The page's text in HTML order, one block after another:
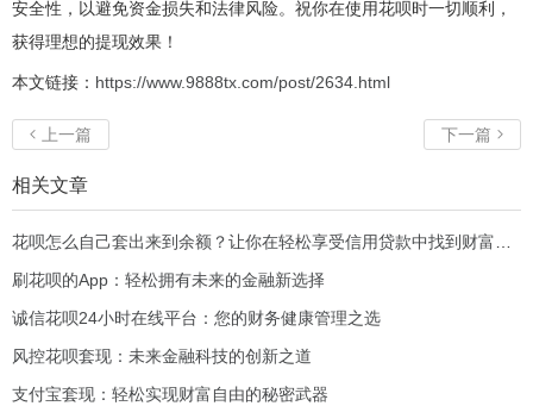
安全性，以避免资金损失和法律风险。祝你在使用花呗时一切顺利，
获得理想的提现效果！
本文链接： https://www.9888tx.com/post/2634.html
 上一篇 下一篇 
相关文章
刷花呗的App：轻松拥有未来的金融新选择
诚信花呗24小时在线平台：您的财务健康管理之选
风控花呗套现：未来金融科技的创新之道
支付宝套现：轻松实现财富自由的秘密武器